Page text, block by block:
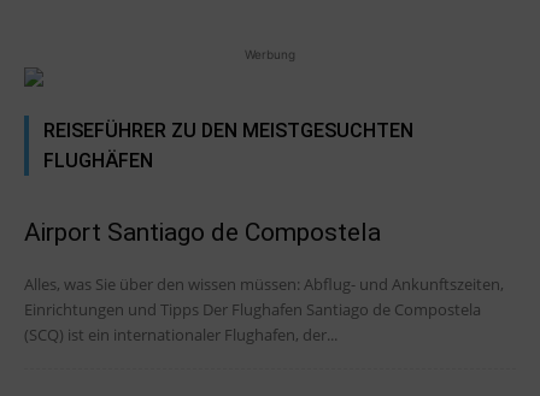
Werbung
REISEFÜHRER ZU DEN MEISTGESUCHTEN
FLUGHÄFEN
Airport Santiago de Compostela
Alles, was Sie über den wissen müssen: Abflug- und Ankunftszeiten,
Einrichtungen und Tipps Der Flughafen Santiago de Compostela
(SCQ) ist ein internationaler Flughafen, der...